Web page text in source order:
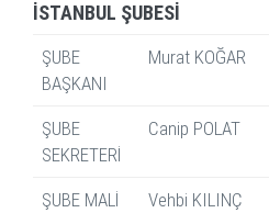
İSTANBUL ŞUBESİ
ŞUBE
BAŞKANI
Murat KOĞAR
ŞUBE
SEKRETERİ
Canip POLAT
ŞUBE MALİ
Vehbi KILINÇ